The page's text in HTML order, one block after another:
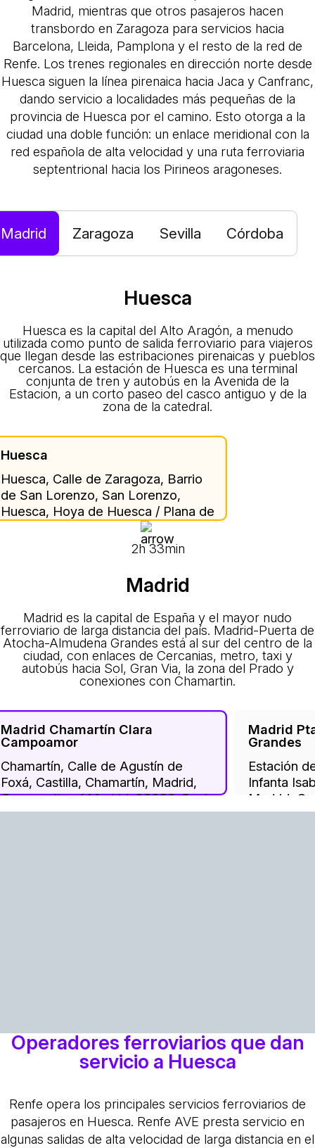
Madrid, mientras que otros pasajeros hacen
transbordo en Zaragoza para servicios hacia
Barcelona, Lleida, Pamplona y el resto de la red de
Renfe. Los trenes regionales en dirección norte desde
Huesca siguen la línea pirenaica hacia Jaca y Canfranc,
dando servicio a localidades más pequeñas de la
provincia de Huesca por el camino. Esto otorga a la
ciudad una doble función: un enlace meridional con la
red española de alta velocidad y una ruta ferroviaria
septentrional hacia los Pirineos aragoneses.
Madrid Zaragoza Sevilla Córdoba
Huesca
Huesca es la capital del Alto Aragón, a menudo
utilizada como punto de salida ferroviario para viajeros
que llegan desde las estribaciones pirenaicas y pueblos
cercanos. La estación de Huesca es una terminal
conjunta de tren y autobús en la Avenida de la
Estacion, a un corto paseo del casco antiguo y de la
zona de la catedral.
Huesca
Huesca, Calle de Zaragoza, Barrio
de San Lorenzo, San Lorenzo,
Huesca, Hoya de Huesca / Plana de
Uesca, Huesca, Aragon, 22005,
2h 33min
Madrid
Madrid es la capital de España y el mayor nudo
ferroviario de larga distancia del país. Madrid-Puerta de
Atocha-Almudena Grandes está al sur del centro de la
ciudad, con enlaces de Cercanias, metro, taxi y
autobús hacia Sol, Gran Via, la zona del Prado y
conexiones con Chamartin.
Madrid Chamartín Clara
Campoamor
Chamartín, Calle de Agustín de
Foxá, Castilla, Chamartín, Madrid,
Community of Madrid, 28036, Spain
Madrid
Grandes
Estación
Infanta
Madrid,
28014,
Operadores ferroviarios que dan
servicio a Huesca
Renfe opera los principales servicios ferroviarios de
pasajeros en Huesca. Renfe AVE presta servicio en
algunas salidas de alta velocidad de larga distancia en el